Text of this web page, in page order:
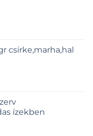
csirke,marha,hal
ízekben